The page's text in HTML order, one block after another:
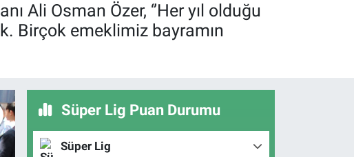
Ali Osman Özer, ‘’Her yıl olduğu
Birçok emeklimiz bayramın
Süper Lig Puan Durumu
Süper Lig